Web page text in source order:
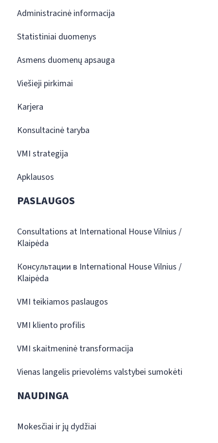
Administracinė informacija
Statistiniai duomenys
Asmens duomenų apsauga
Viešieji pirkimai
Karjera
Konsultacinė taryba
VMI strategija
Apklausos
PASLAUGOS
Consultations at International House Vilnius /
Klaipėda
Консультации в International House Vilnius /
Klaipėda
VMI teikiamos paslaugos
VMI kliento profilis
VMI skaitmeninė transformacija
Vienas langelis prievolėms valstybei sumokėti
NAUDINGA
Mokesčiai ir jų dydžiai